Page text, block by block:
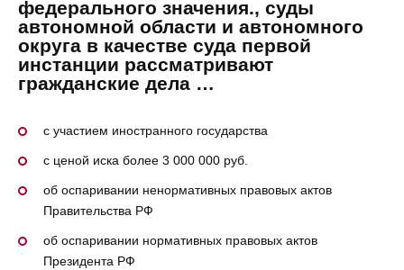
федерального значения., суды
автономной области и автономного
округа в качестве суда первой
инстанции рассматривают
гражданские дела …
с участием иностранного государства
с ценой иска более 3 000 000 руб.
об оспаривании ненормативных правовых актов
Правительства РФ
об оспаривании нормативных правовых актов
Президента РФ